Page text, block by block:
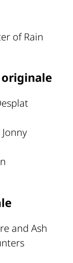
of Rain
and Ash